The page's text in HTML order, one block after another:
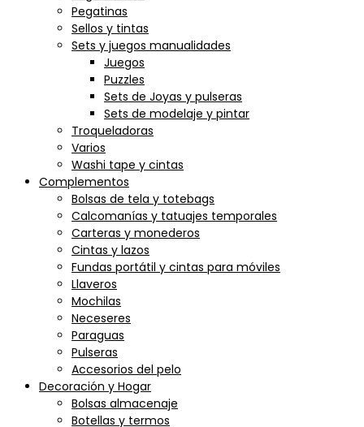
Pegatinas
Sellos y tintas
Sets y juegos manualidades
Juegos
Puzzles
Sets de Joyas y pulseras
Sets de modelaje y pintar
Troqueladoras
Varios
Washi tape y cintas
Complementos
Bolsas de tela y totebags
Calcomanías y tatuajes temporales
Carteras y monederos
Cintas y lazos
Fundas portátil y cintas para móviles
Llaveros
Mochilas
Neceseres
Paraguas
Pulseras
Accesorios del pelo
Decoración y Hogar
Bolsas almacenaje
Botellas y termos